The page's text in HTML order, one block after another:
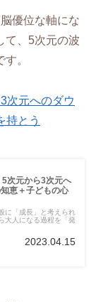
優位な軸にな
て、5次元の波
。
次元へのダウ
持とう
次元から3次元へ
恵＋子どもの心
に「成長」と考えられ
大人になる過程を「発
2023.04.15